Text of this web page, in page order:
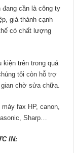
đang cần là công ty
giá thành cạnh
có chất lượng
trên trong quá
tôi còn hỗ trợ
chờ sửa chữa.
fax HP, canon,
Sharp…
IN: